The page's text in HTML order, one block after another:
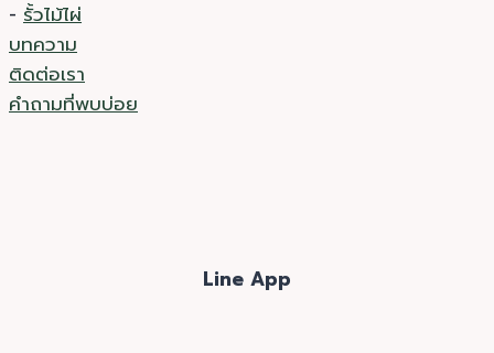
- รั้วไม้ไผ่
บทความ
ติดต่อเรา
คำถามที่พบบ่อย
Line App